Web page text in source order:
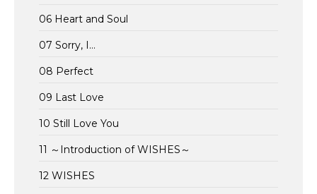
06 Heart and Soul
07 Sorry, I…
08 Perfect
09 Last Love
10 Still Love You
11 ～Introduction of WISHES～
12 WISHES